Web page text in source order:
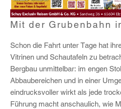
Mit der Grubenbahn
Schon die Fahrt unter Tage hat
Vitrinen und Schautafeln zu
Bergbau unmittelbar: im engen
Abbaubereichen und in einer
eindrucksvoller wirkt als jede
Führung macht anschaulich, wie